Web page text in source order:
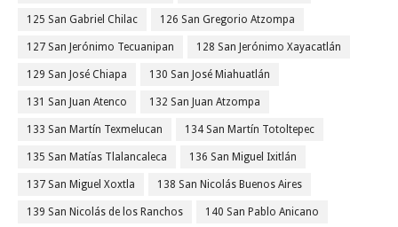
125 San Gabriel Chilac 126 San Gregorio Atzompa
127 San Jerónimo Tecuanipan 128 San Jerónimo Xayacatlán
129 San José Chiapa 130 San José Miahuatlán
131 San Juan Atenco 132 San Juan Atzompa
133 San Martín Texmelucan 134 San Martín Totoltepec
135 San Matías Tlalancaleca 136 San Miguel Ixitlán
137 San Miguel Xoxtla 138 San Nicolás Buenos Aires
139 San Nicolás de los Ranchos 140 San Pablo Anicano